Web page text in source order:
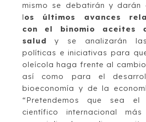
mismo se debatirán y darán
los últimos avances
con el binomio aceites
salud y se analizarán las
políticas e iniciativas para
oleícola haga frente al
así como para el
bioeconomía y de la
“Pretendemos que sea el
científico internacional más